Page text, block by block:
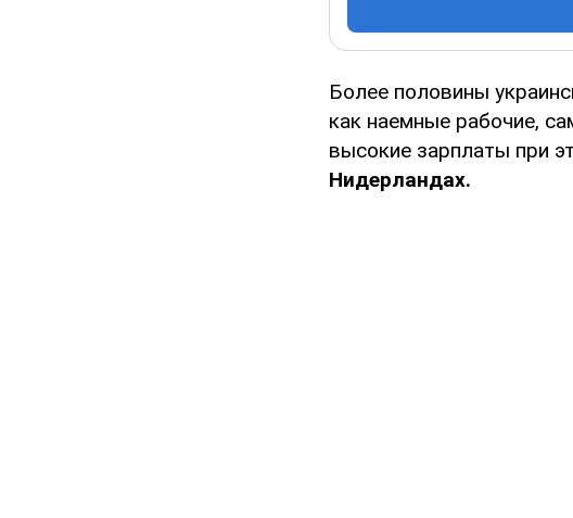
Более половины
как наемные рабочие,
высокие зарплаты при
Нидерландах.